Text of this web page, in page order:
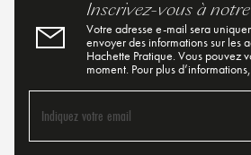
Inscrivez-vous à
Votre adresse e-mail sera
envoyer des informations sur les
Hachette Pratique. Vous pouvez
moment. Pour plus d’informations,
Indiquez votre email